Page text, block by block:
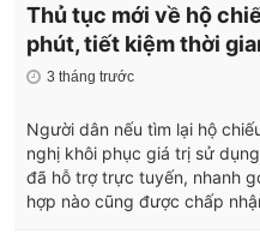
Thủ tục mới về hộ
phút, tiết kiệm thời
3 tháng trước
Người dân nếu tìm lại hộ
nghị khôi phục giá trị sử
đã hỗ trợ trực tuyến, nhanh
hợp nào cũng được chấp